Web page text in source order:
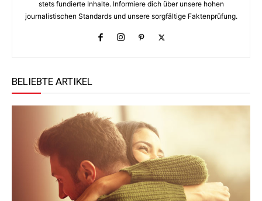
stets fundierte Inhalte. Informiere dich über unsere hohen
journalistischen Standards und unsere sorgfältige Faktenprüfung.
BELIEBTE ARTIKEL